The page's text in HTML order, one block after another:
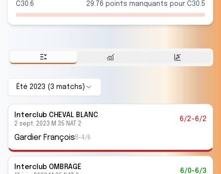
C30.6 29.76 points manquants pour C30.5
Été 2023 (3 matchs )
Interclub CHEVAL BLANC
2 sept. 2023· M 35 NAT 2
6/2-6/2
Gardier François B-4/6
Interclub OMBRAGE
6/0-6/3